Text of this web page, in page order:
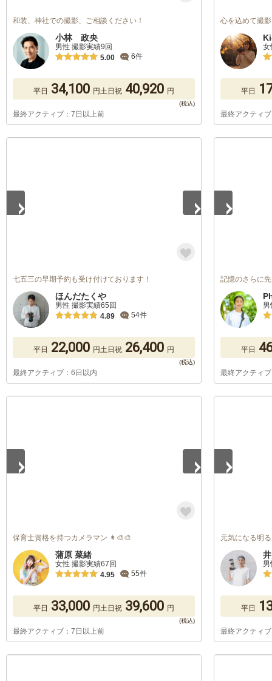
和装、神社での撮影、ご相談ください！
小林 政央
男性 撮影実績9回
5.00
6件
平日 34,100 円土日祝 40,920 円
最終アクティブ：7日以上前
心を込めて撮
女
平日
最終アクティ
七五三の早期予約も受け付けております！
ほんだたくや
男性 撮影実績65回
4.89
54件
平日 22,000 円土日祝 26,400 円
最終アクティブ：6日以内
記憶のさらに
平日
最終アクティ
保育士資格を持つカメラマン 👩‍🎨🎨
蒲原 菜緒
女性 撮影実績67回
4.95
55件
平日 33,000 円土日祝 39,600 円
最終アクティブ：7日以上前
元気になる明
男
平日
最終アクティ